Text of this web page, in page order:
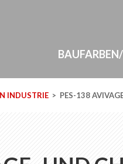
INDUSTRIE PES-138